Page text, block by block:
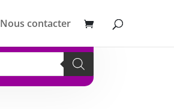
Nous contacter